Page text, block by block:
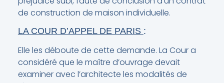
de construction de maison individuelle.
LA COUR D’APPEL DE PARIS :
Elle les déboute de cette demande. La Cour a
considéré que le maître d’ouvrage devait
examiner avec l’architecte les modalités de